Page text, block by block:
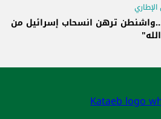
الإطاري
ترهن انسحاب إسرائيل من